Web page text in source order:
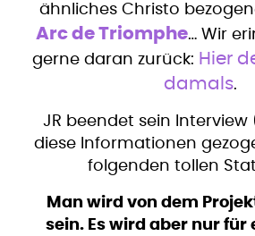
ähnliches Christo
Arc de Triomphe… Wir
gerne daran zurück: Hier
damals.
JR beendet sein
diese Informationen
folgenden tollen
Man wird von dem
sein. Es wird aber nur für